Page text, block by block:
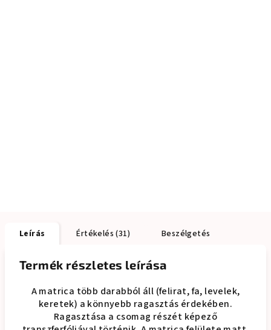
Leírás Értékelés (31) Beszélgetés
Termék részletes leírása
A matrica több darabból áll (felirat, fa, levelek,
keretek) a könnyebb ragasztás érdekében.
Ragasztása a csomag részét képező